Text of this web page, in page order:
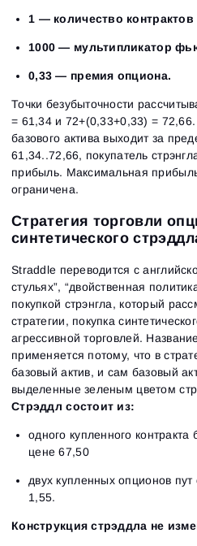
1 — количество контрактов
1000 — мультипликатор
0,33 — премия опциона.
Точки безубыточности
= 61,34 и 72+(0,33+0,33) = 72,66.
базового актива выходит за
61,34..72,66, покупатель
прибыль. Максимальная
ограничена.
Стратегия торговли
синтетического
Straddle переводится с
стульях”, “двойственная
покупкой стрэнгла, который
стратегии, покупка
агрессивной торговлей.
применяется потому, что в
базовый актив, и сам базовый
выделенные зеленым цветом
Стрэддл состоит из:
одного купленного контракта
цене 67,50
двух купленных опционов
1,55.
Конструкция стрэддла не
Нет учётной записи?
Я принимаю: Terms of use
Ознакомьтесь с
Уже есть учётная